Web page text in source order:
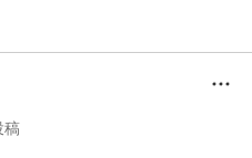
という声も響いてきました。。。
造ですから、響くと思って気を遣
懐かしい落ち着く空間でした。網
など、今ではあまり見かけないの
稿